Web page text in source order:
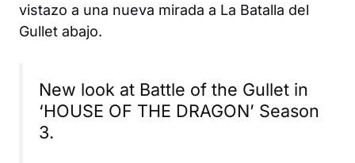
vistazo a una nueva mirada a La Batalla del
Gullet abajo.
New look at Battle of the Gullet in
‘HOUSE OF THE DRAGON’ Season
3.